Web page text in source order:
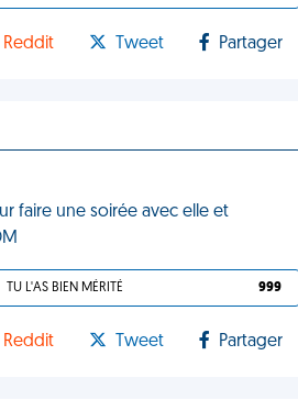
Reddit Tweet Partager
faire une soirée avec elle et
TU L'AS BIEN MÉRITÉ 999
Reddit Tweet Partager